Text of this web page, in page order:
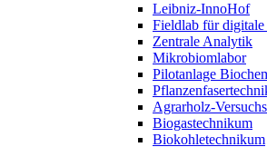
Leibniz-InnoHof
Fieldlab für
Zentrale Analytik
Mikrobiomlabor
Pilotanlage
Agrarholz-
Biogastechnikum
Biokohletechnikum